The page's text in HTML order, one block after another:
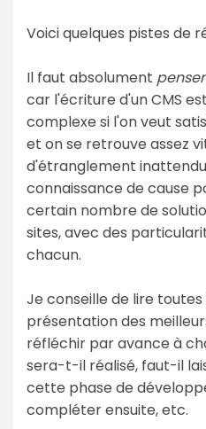
Voici quelques pistes de
Il faut absolument
car l'écriture d'un CMS
complexe si l'on veut
et on se retrouve assez
d'étranglement
connaissance de cause
certain nombre de
sites, avec des
chacun.
Je conseille de lire toutes
présentation des
réfléchir par avance à
sera-t-il réalisé, faut-il
cette phase de
compléter ensuite, etc.